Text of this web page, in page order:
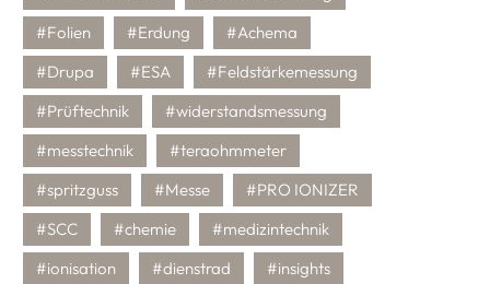
#Folien
#Erdung
#Achema
#Drupa
#ESA
#Feldstärkemessung
#Prüftechnik
#widerstandsmessung
#messtechnik
#teraohmmeter
#spritzguss
#Messe
#PRO IONIZER
#SCC
#chemie
#medizintechnik
#ionisation
#dienstrad
#insights